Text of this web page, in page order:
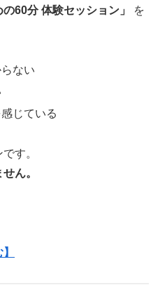
60分 体験セッション」
を
ない
じている
す。
ん。